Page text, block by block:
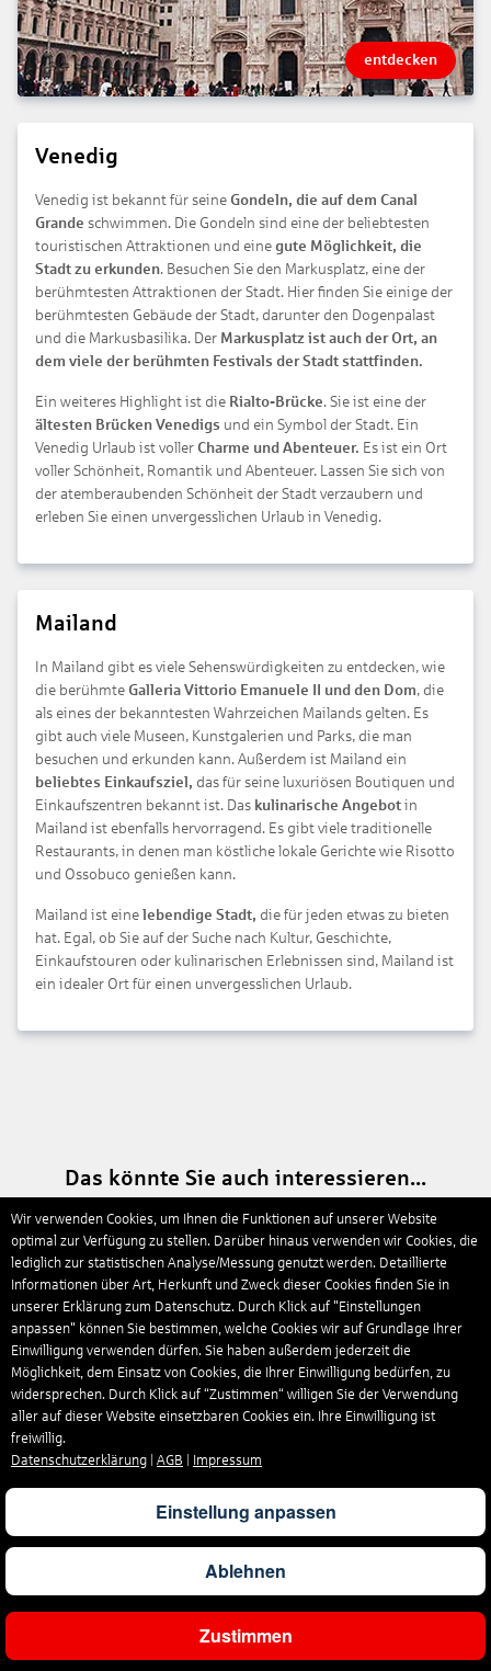
entdecken
Venedig
Venedig ist bekannt für seine Gondeln, die auf dem Canal
Grande schwimmen. Die Gondeln sind eine der beliebtesten
touristischen Attraktionen und eine gute Möglichkeit, die
Stadt zu erkunden. Besuchen Sie den Markusplatz, eine der
berühmtesten Attraktionen der Stadt. Hier finden Sie einige der
berühmtesten Gebäude der Stadt, darunter den Dogenpalast
und die Markusbasilika. Der Markusplatz ist auch der Ort, an
dem viele der berühmten Festivals der Stadt stattfinden.
Ein weiteres Highlight ist die Rialto-Brücke. Sie ist eine der
ältesten Brücken Venedigs und ein Symbol der Stadt. Ein
Venedig Urlaub ist voller Charme und Abenteuer. Es ist ein Ort
voller Schönheit, Romantik und Abenteuer. Lassen Sie sich von
der atemberaubenden Schönheit der Stadt verzaubern und
erleben Sie einen unvergesslichen Urlaub in Venedig.
Mailand
In Mailand gibt es viele Sehenswürdigkeiten zu entdecken, wie
die berühmte Galleria Vittorio Emanuele II und den Dom, die
als eines der bekanntesten Wahrzeichen Mailands gelten. Es
gibt auch viele Museen, Kunstgalerien und Parks, die man
besuchen und erkunden kann. Außerdem ist Mailand ein
beliebtes Einkaufsziel, das für seine luxuriösen Boutiquen und
Einkaufszentren bekannt ist. Das kulinarische Angebot in
Mailand ist ebenfalls hervorragend. Es gibt viele traditionelle
Restaurants, in denen man köstliche lokale Gerichte wie Risotto
und Ossobuco genießen kann.
Mailand ist eine lebendige Stadt, die für jeden etwas zu bieten
hat. Egal, ob Sie auf der Suche nach Kultur, Geschichte,
Einkaufstouren oder kulinarischen Erlebnissen sind, Mailand ist
ein idealer Ort für einen unvergesslichen Urlaub.
Das könnte Sie auch interessieren...
Urlaub auf dem spanischen Festland
hier entdecken
Urlaub in Portugal
Wir verwenden Cookies, um Ihnen die Funktionen auf unserer Website
optimal zur Verfügung zu stellen. Darüber hinaus verwenden wir Cookies, die
lediglich zur statistischen Analyse/Messung genutzt werden. Detaillierte
Informationen über Art, Herkunft und Zweck dieser Cookies finden Sie in
unserer Erklärung zum Datenschutz. Durch Klick auf "Einstellungen
anpassen" können Sie bestimmen, welche Cookies wir auf Grundlage Ihrer
Einwilligung verwenden dürfen. Sie haben außerdem jederzeit die
Möglichkeit, dem Einsatz von Cookies, die Ihrer Einwilligung bedürfen, zu
widersprechen. Durch Klick auf “Zustimmen“ willigen Sie der Verwendung
aller auf dieser Website einsetzbaren Cookies ein. Ihre Einwilligung ist
freiwillig.
Datenschutzerklärung
AGB Impressum
Einstellung anpassen
Ablehnen
Zustimmen